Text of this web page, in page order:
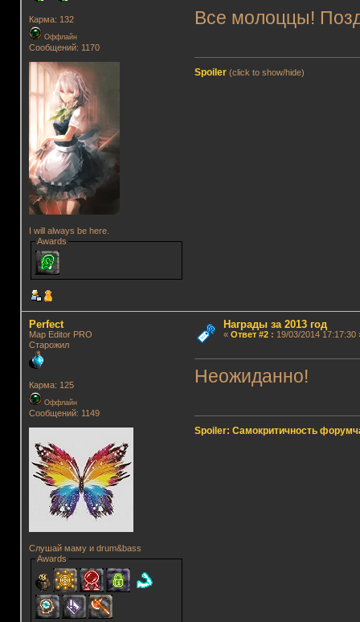
Карма: 132
Оффлайн
Сообщений: 1170
I will always be here.
Awards
Все молоццы!
Spoiler (click to show/hide)
Perfect
Map Editor PRO
Старожил
Карма: 125
Оффлайн
Сообщений: 1149
Слушай маму и drum&bass
Awards
Награды за 2013 год
« Ответ #2: 19/03/2014 17:17:30
Неожиданно!
Spoiler: Самокритичность